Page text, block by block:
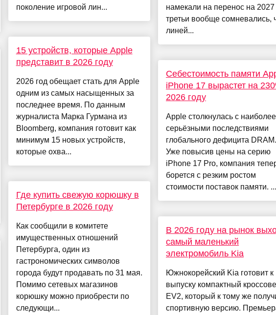
поколение игровой лин...
15 устройств, которые Apple
представит в 2026 году
2026 год обещает стать для Apple
одним из самых насыщенных за
последнее время. По данным
журналиста Марка Гурмана из
Bloomberg, компания готовит как
минимум 15 новых устройств,
которые охва...
Где купить свежую корюшку в
Петербурге в 2026 году
Как сообщили в комитете
имущественных отношений
Петербурга, один из
гастрономических символов
города будут продавать по 31 мая.
Помимо сетевых магазинов
корюшку можно приобрести по
следующи...
намекали на перенос на 2027
третьи вообще сомневались,
линей...
Себестоимость памяти
iPhone 17 вырастет на
2026 году
Apple столкнулась с наиболее
серьёзными последствиями
глобального дефицита DRAM.
Уже повысив цены на серию
iPhone 17 Pro, компания
борется с резким ростом
стоимости поставок памяти. ...
В 2026 году на рынок
самый маленький
электромобиль Kia
Южнокорейский Kia готовит к
выпуску компактный
EV2, который к тому же
спортивную версию.